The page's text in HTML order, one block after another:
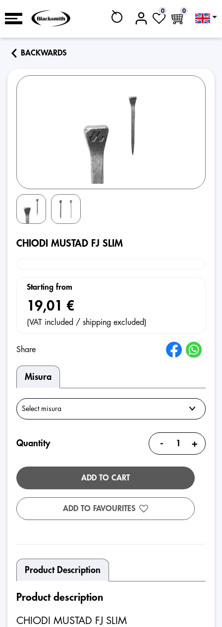
0 0
BACKWARDS
CHIODI MUSTAD FJ SLIM
Starting from
19,01 €
(VAT included / shipping excluded)
Share
Misura
Quantity - +
ADD TO CART
ADD TO FAVOURITES
Product Description
Product description
CHIODI MUSTAD FJ SLIM